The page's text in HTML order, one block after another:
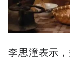
李思潼表示